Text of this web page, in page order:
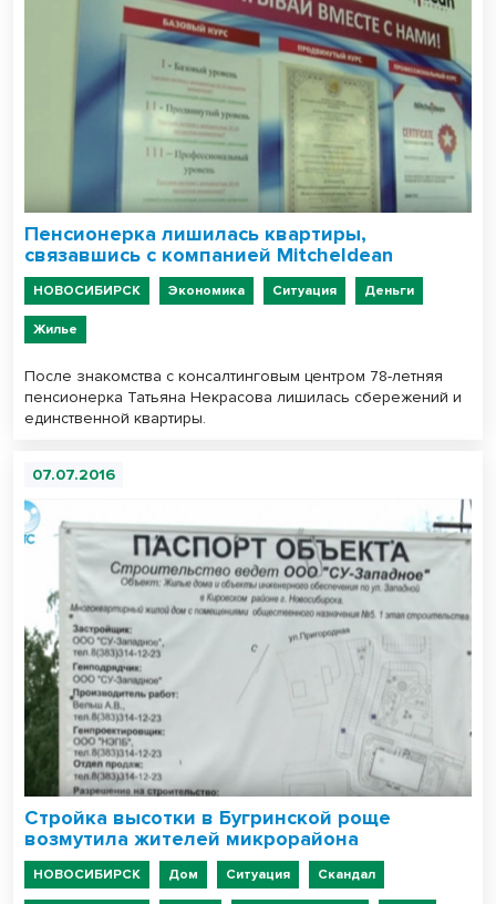
Пенсионерка лишилась квартиры,
связавшись с компанией Mitcheldean
НОВОСИБИРСК Экономика Ситуация Деньги
Жилье
После знакомства с консалтинговым центром 78-летняя
пенсионерка Татьяна Некрасова лишилась сбережений и
единственной квартиры.
07.07.2016
Стройка высотки в Бугринской роще
возмутила жителей микрорайона
НОВОСИБИРСК Дом Ситуация Скандал